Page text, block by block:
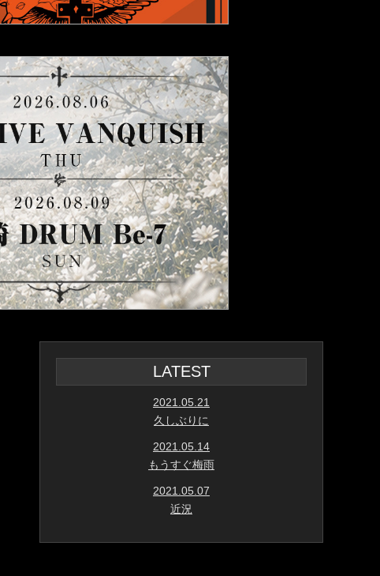
LATEST
2021.05.21
久しぶりに
2021.05.14
もうすぐ梅雨
2021.05.07
近況